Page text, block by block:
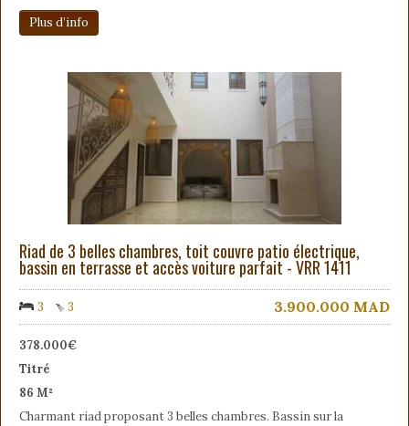
Plus d’info
Riad de 3 belles chambres, toit couvre patio électrique,
bassin en terrasse et accès voiture parfait - VRR 1411
3 3 3.900.000 MAD
378.000€
Titré
86 M²
Charmant riad proposant 3 belles chambres. Bassin sur la